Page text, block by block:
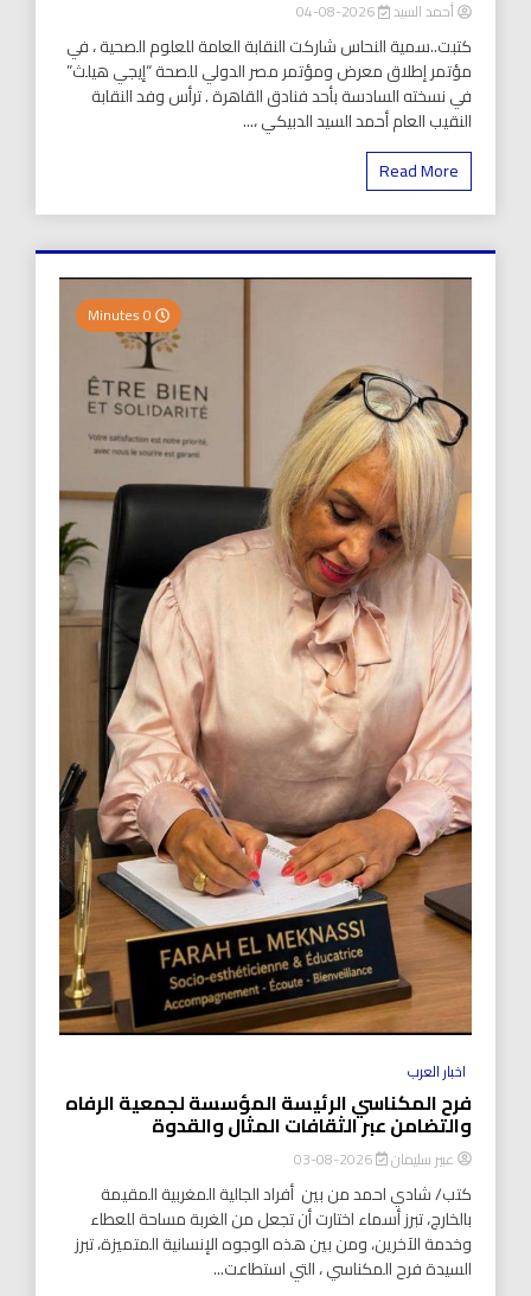
أحمد السيد 2026-08-04
كتبت..سمية النحاس شاركت النقابة العامة للعلوم الصحية ، في
مؤتمر إطلاق معرض ومؤتمر مصر الدولي للصحة “إيجي هيلث”
في نسخته السادسة بأحد فنادق القاهرة . ترأس وفد النقابة
النقيب العام أحمد السيد الدبيكي ،...
Read More
اخبار العرب
فرح المكناسي الرئيسة المؤسسة لجمعية الرفاه
والتضامن عبر الثقافات المثال والقدوة
عبير سليمان 2026-08-03
كتب/ شادي احمد من بين أفراد الجالية المغربية المقيمة
بالخارج، تبرز أسماء اختارت أن تجعل من الغربة مساحة للعطاء
وخدمة الآخرين، ومن بين هذه الوجوه الإنسانية المتميزة، تبرز
السيدة فرح المكناسي ، التي استطاعت...